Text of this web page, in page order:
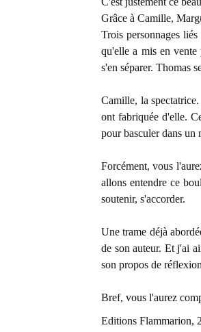
Grâce à Camille,
Trois personnages
qu'elle a mis en
s'en séparer. Thomas
Camille, la
ont fabriquée d'elle.
pour basculer dans un
Forcément, vous
allons entendre ce
soutenir, s'accorder.
Une trame déjà
de son auteur. Et j'ai
son propos de
Bref, vous l'aurez
Editions Flammarion,